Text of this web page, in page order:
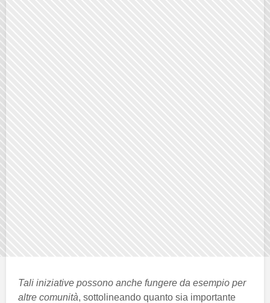
Tali iniziative possono anche fungere da esempio per
altre comunità, sottolineando quanto sia importante